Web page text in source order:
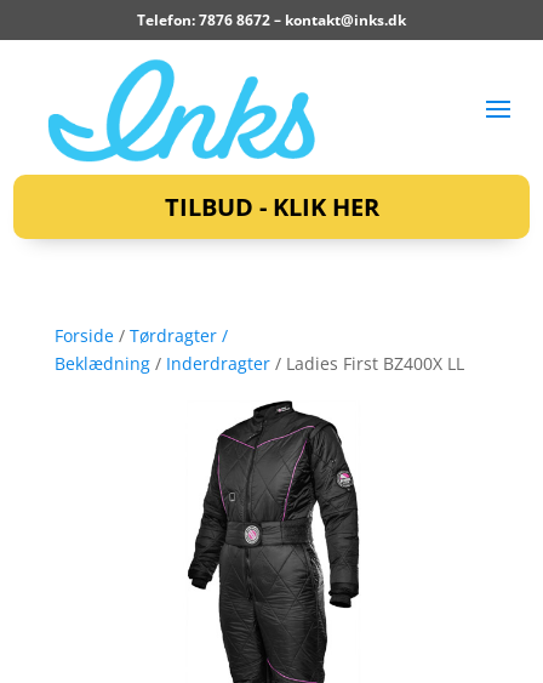
Telefon: 7876 8672 – kontakt@inks.dk
TILBUD - KLIK HER
Forside/ Tørdragter /
Beklædning/ Inderdragter/ Ladies First BZ400X LL